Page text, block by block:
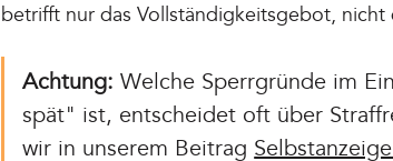
betrifft nur das Vollständigkeitsgebot, nicht
Achtung: Welche Sperrgründe im
spät" ist, entscheidet oft über
wir in unserem Beitrag